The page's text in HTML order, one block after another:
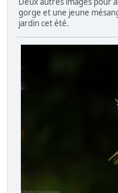
gorge et une jeune
jardin cet été.